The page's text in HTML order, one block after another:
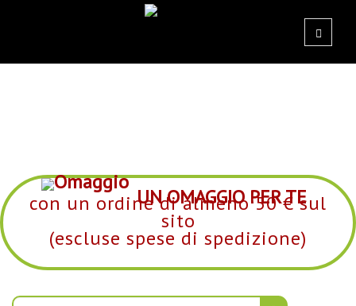
UN OMAGGIO PER TE
con un ordine di almeno 50 € sul
sito
(escluse spese di spedizione)